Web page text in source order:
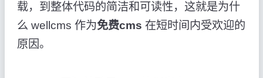
载，到整体代码的简洁和可读性，这就是为什
么 wellcms 作为免费cms 在短时间内受欢迎的
原因。